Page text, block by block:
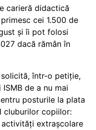
carieră didactică
cei 1.500 de
și îi pot folosi
dacă rămân în
într-o petiție,
de a nu mai
posturile la plata
cluburilor copiilor:
extrașcolare